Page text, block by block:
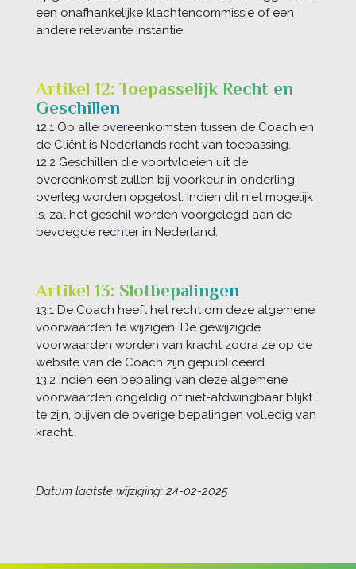
een onafhankelijke klachtencommissie of een
andere relevante instantie.
Artikel 12: Toepasselijk Recht en
Geschillen
12.1 Op alle overeenkomsten tussen de Coach en
de Cliënt is Nederlands recht van toepassing.
12.2 Geschillen die voortvloeien uit de
overeenkomst zullen bij voorkeur in onderling
overleg worden opgelost. Indien dit niet mogelijk
is, zal het geschil worden voorgelegd aan de
bevoegde rechter in Nederland.
Artikel 13: Slotbepalingen
13.1 De Coach heeft het recht om deze algemene
voorwaarden te wijzigen. De gewijzigde
voorwaarden worden van kracht zodra ze op de
website van de Coach zijn gepubliceerd.
13.2 Indien een bepaling van deze algemene
voorwaarden ongeldig of niet-afdwingbaar blijkt
te zijn, blijven de overige bepalingen volledig van
kracht.
Datum laatste wijziging: 24-02-2025